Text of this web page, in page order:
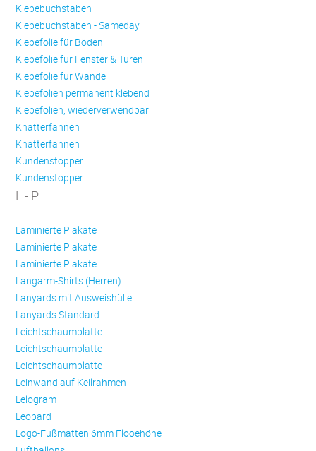
Klebebuchstaben
Klebebuchstaben - Sameday
Klebefolie für Böden
Klebefolie für Fenster & Türen
Klebefolie für Wände
Klebefolien permanent klebend
Klebefolien, wiederverwendbar
Knatterfahnen
Knatterfahnen
Kundenstopper
Kundenstopper
L - P
Laminierte Plakate
Laminierte Plakate
Laminierte Plakate
Langarm-Shirts (Herren)
Lanyards mit Ausweishülle
Lanyards Standard
Leichtschaumplatte
Leichtschaumplatte
Leichtschaumplatte
Leinwand auf Keilrahmen
Lelogram
Leopard
Logo-Fußmatten 6mm Flooehöhe